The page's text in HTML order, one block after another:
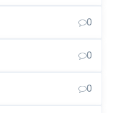
0
0
0